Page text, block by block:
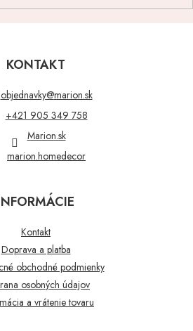
KONTAKT
objednavky@marion.sk
+421 905 349 758
Marion.sk
marion.homedecor
Kontakt
Doprava a platba
obchodné podmienky
osobných údajov
a vrátenie tovaru